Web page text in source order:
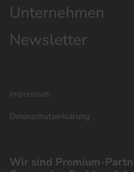
Unternehmen
Newsletter
Impressum
Datenschutzerklärung
Wir sind Premium-